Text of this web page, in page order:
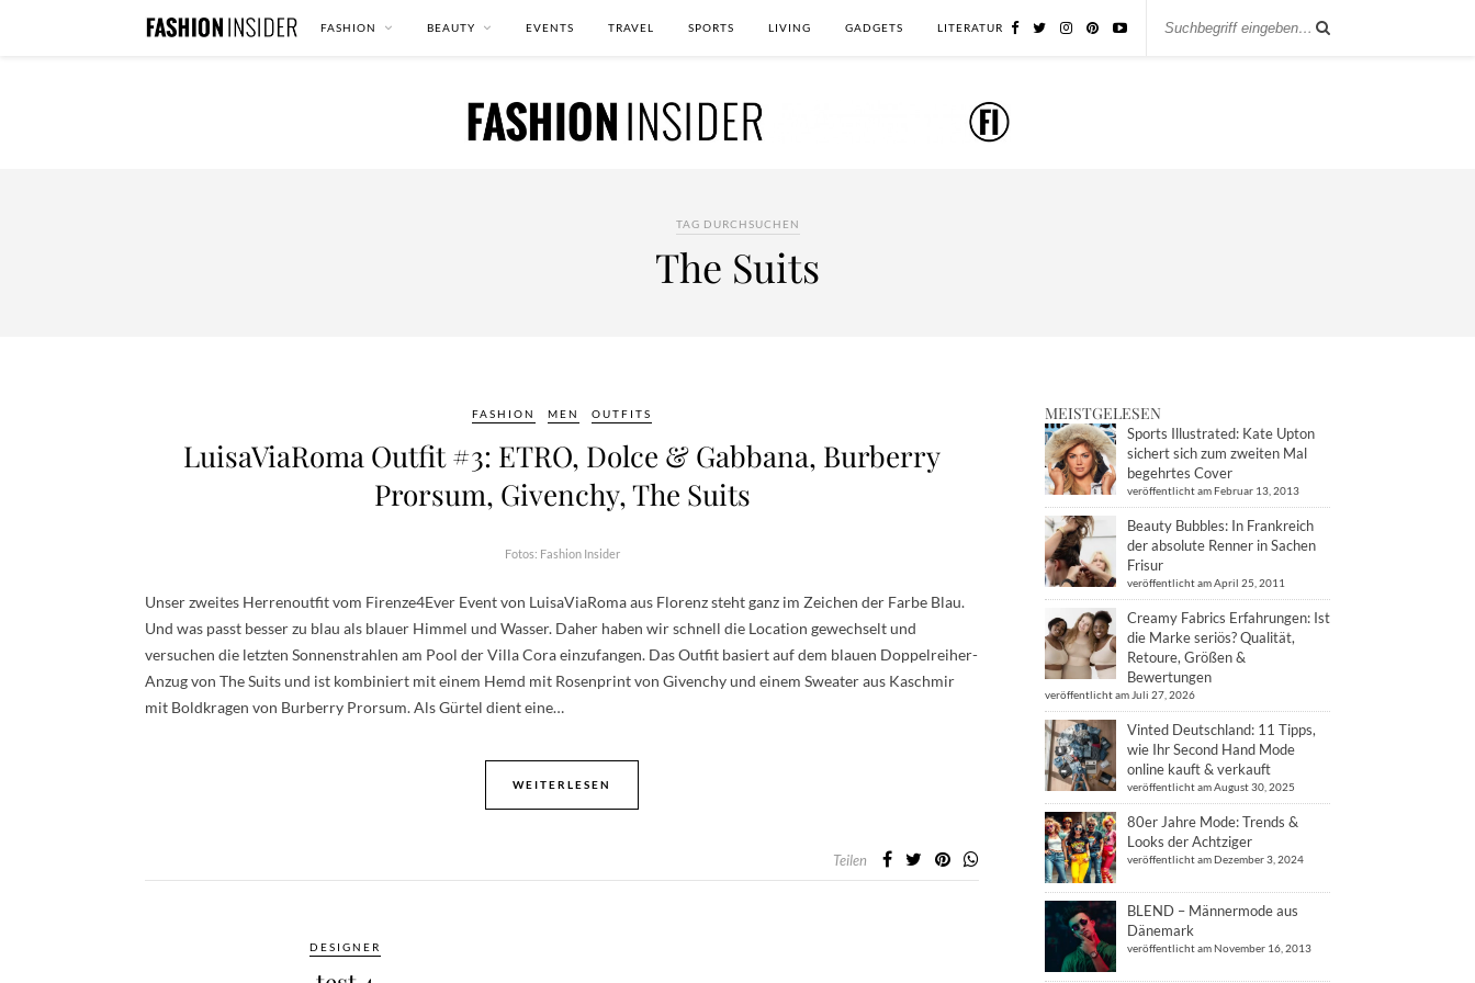
FASHION BEAUTY EVENTS TRAVEL SPORTS LIVING GADGETS LITERATUR
TAG DURCHSUCHEN
The Suits
FASHION MEN OUTFITS
LuisaViaRoma Outfit #3: ETRO, Dolce & Gabbana, Burberry
Prorsum, Givenchy, The Suits
Fotos: Fashion Insider
Unser zweites Herrenoutfit vom Firenze4Ever Event von LuisaViaRoma aus Florenz steht ganz im Zeichen der Farbe Blau.
Und was passt besser zu blau als blauer Himmel und Wasser. Daher haben wir schnell die Location gewechselt und
versuchen die letzten Sonnenstrahlen am Pool der Villa Cora einzufangen. Das Outfit basiert auf dem blauen Doppelreiher-
Anzug von The Suits und ist kombiniert mit einem Hemd mit Rosenprint von Givenchy und einem Sweater aus Kaschmir
mit Boldkragen von Burberry Prorsum. Als Gürtel dient eine…
WEITERLESEN
Teilen
DESIGNER
MEISTGELESEN
Sports Illustrated: Kate Upton
sichert sich zum zweiten Mal
begehrtes Cover
veröffentlicht am Februar 13, 2013
Beauty Bubbles: In Frankreich
der absolute Renner in Sachen
Frisur
veröffentlicht am April 25, 2011
Creamy Fabrics Erfahrungen: Ist
die Marke seriös? Qualität,
Retoure, Größen &
Bewertungen
veröffentlicht am Juli 27, 2026
Vinted Deutschland: 11 Tipps,
wie Ihr Second Hand Mode
online kauft & verkauft
veröffentlicht am August 30, 2025
80er Jahre Mode: Trends &
Looks der Achtziger
veröffentlicht am Dezember 3, 2024
BLEND – Männermode aus
Dänemark
veröffentlicht am November 16, 2013